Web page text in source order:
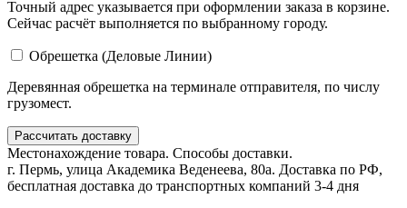
Точный адрес указывается при оформлении заказа в корзине.
Сейчас расчёт выполняется по выбранному городу.
Обрешетка (Деловые Линии)
Деревянная обрешетка на терминале отправителя, по числу
грузомест.
Рассчитать доставку
Местонахождение товара. Способы доставки.
г. Пермь, улица Академика Веденеева, 80а. Доставка по РФ,
бесплатная доставка до транспортных компаний 3-4 дня